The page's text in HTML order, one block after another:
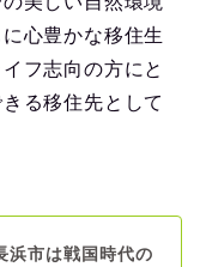
心豊かな移住生
フ志向の方にと
る移住先として
浜市は戦国時代の